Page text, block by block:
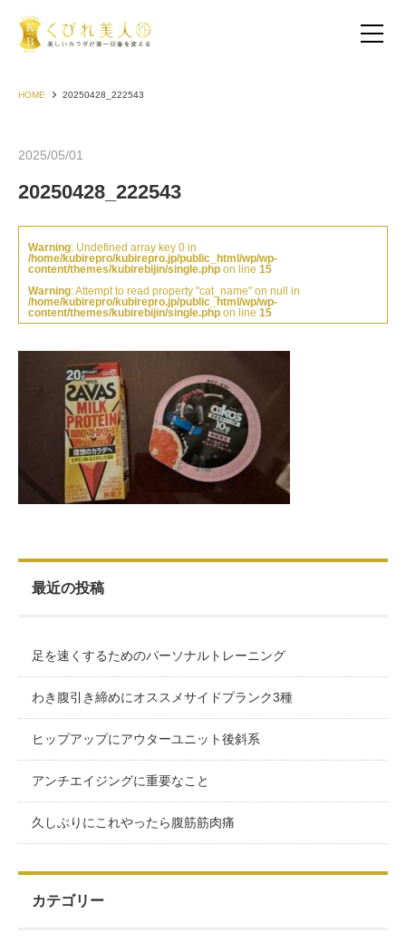
お客様の声（30代以下）
お客様の声（50代以上）
お客様の声（男性）
HOME 20250428_222543
2025/05/01
20250428_222543
Warning: Undefined array key 0 in
/home/kubirepro/kubirepro.jp/public_html/wp/wp-
content/themes/kubirebijin/single.php on line 15
Warning: Attempt to read property "cat_name" on null in
/home/kubirepro/kubirepro.jp/public_html/wp/wp-
content/themes/kubirebijin/single.php on line 15
最近の投稿
足を速くするためのパーソナルトレーニング
わき腹引き締めにオススメサイドプランク3種
ヒップアップにアウターユニット後斜系
アンチエイジングに重要なこと
久しぶりにこれやったら腹筋筋肉痛
カテゴリー